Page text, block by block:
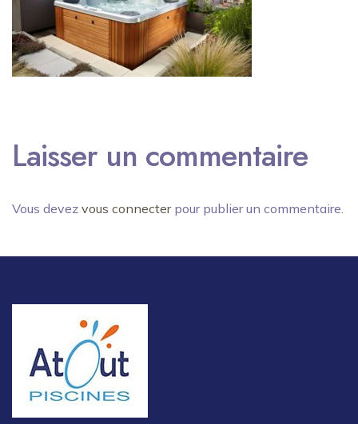
Laisser un commentaire
Vous devez vous connecterpour publier un commentaire.